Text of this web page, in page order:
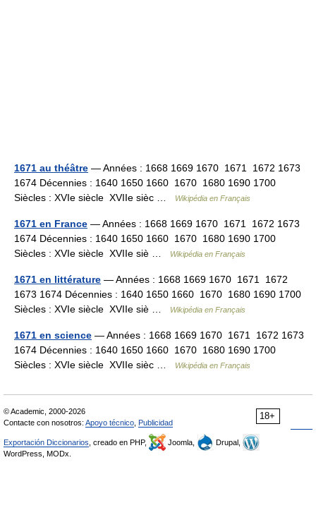
1671 au théâtre — Années : 1668 1669 1670 1671 1672 1673
1674 Décennies : 1640 1650 1660 1670 1680 1690 1700
Siècles : XVIe siècle XVIIe sièc …
Wikipédia en Français
1671 en France — Années : 1668 1669 1670 1671 1672 1673
1674 Décennies : 1640 1650 1660 1670 1680 1690 1700
Siècles : XVIe siècle XVIIe siè …
Wikipédia en Français
1671 en littérature — Années : 1668 1669 1670 1671 1672
1673 1674 Décennies : 1640 1650 1660 1670 1680 1690 1700
Siècles : XVIe siècle XVIIe siè …
Wikipédia en Français
1671 en science — Années : 1668 1669 1670 1671 1672 1673
1674 Décennies : 1640 1650 1660 1670 1680 1690 1700
Siècles : XVIe siècle XVIIe sièc …
Wikipédia en Français
18+
© Academic, 2000-2026
Contacte con nosotros: Apoyo técnico, Publicidad
Exportación Diccionarios, creado en PHP, Joomla,
Drupal,
WordPress, MODx.